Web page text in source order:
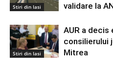
Stiri din Iasi
validare la
Stiri din Iasi
AUR a decis
consilierului
Mitrea